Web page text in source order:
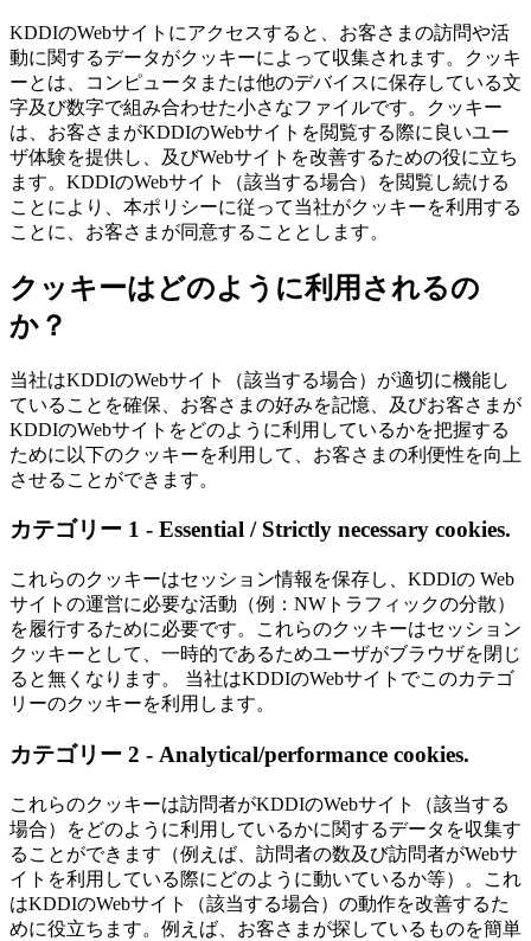
KDDIのWebサイトにアクセスすると、お客さまの訪問や活
動に関するデータがクッキーによって収集されます。クッキ
ーとは、コンピュータまたは他のデバイスに保存している文
字及び数字で組み合わせた小さなファイルです。クッキー
は、お客さまがKDDIのWebサイトを閲覧する際に良いユー
ザ体験を提供し、及びWebサイトを改善するための役に立ち
ます。KDDIのWebサイト（該当する場合）を閲覧し続ける
ことにより、本ポリシーに従って当社がクッキーを利用する
ことに、お客さまが同意することとします。
クッキーはどのように利用されるの
か？
当社はKDDIのWebサイト（該当する場合）が適切に機能し
ていることを確保、お客さまの好みを記憶、及びお客さまが
KDDIのWebサイトをどのように利用しているかを把握する
ために以下のクッキーを利用して、お客さまの利便性を向上
させることができます。
カテゴリー 1 - Essential / Strictly necessary cookies.
これらのクッキーはセッション情報を保存し、KDDIの Web
サイトの運営に必要な活動（例：NWトラフィックの分散）
を履行するために必要です。これらのクッキーはセッション
クッキーとして、一時的であるためユーザがブラウザを閉じ
ると無くなります。 当社はKDDIのWebサイトでこのカテゴ
リーのクッキーを利用します。
カテゴリー 2 - Analytical/performance cookies.
これらのクッキーは訪問者がKDDIのWebサイト（該当する
場合）をどのように利用しているかに関するデータを収集す
ることができます（例えば、訪問者の数及び訪問者がWebサ
イトを利用している際にどのように動いているか等）。これ
はKDDIのWebサイト（該当する場合）の動作を改善するた
めに役立ちます。例えば、お客さまが探しているものを簡単